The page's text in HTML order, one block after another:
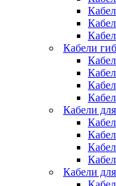
Кабели
Кабели
Кабели